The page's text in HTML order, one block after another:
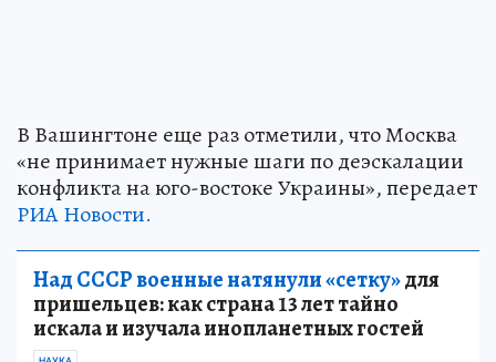
В Вашингтоне еще раз отметили, что Москва
«не принимает нужные шаги по деэскалации
конфликта на юго-востоке Украины», передает
РИА Новости.
Над СССР военные натянули «сетку»для
пришельцев: как страна 13 лет тайно
искала и изучала инопланетных гостей